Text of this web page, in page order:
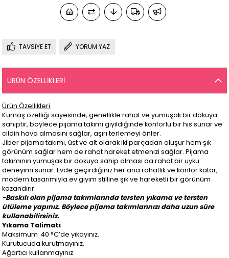
TAVSIYE ET YORUM YAZ
ÜRÜN ÖZELLIKLERI
Ürün Özellikleri
Kumaş özelliği sayesinde, genellikle rahat ve yumuşak bir dokuya
sahiptir, böylece pijama takımı giyildiğinde konforlu bir his sunar ve
cildin hava almasını sağlar, aşırı terlemeyi önler.
Jiber pijama takımı, üst ve alt olarak iki parçadan oluşur hem şık
görünüm sağlar hem de rahat hareket etmenizi sağlar. Pijama
takımının yumuşak bir dokuya sahip olması da rahat bir uyku
deneyimi sunar. Evde geçirdiğiniz her ana rahatlık ve konfor katar,
modern tasarımıyla ev giyim stilline şık ve hareketli bir görünüm
kazandırır.
-Baskılı olan pijama takımlarında tersten yıkama ve tersten
ütüleme yapınız. Böylece pijama takımlarınızı daha uzun süre
kullanabilirsiniz.
Yıkama Talimatı
Maksimum 40 °C’de yıkayınız.
Kurutucuda kurutmayınız.
Ağartıcı kullanmayınız.